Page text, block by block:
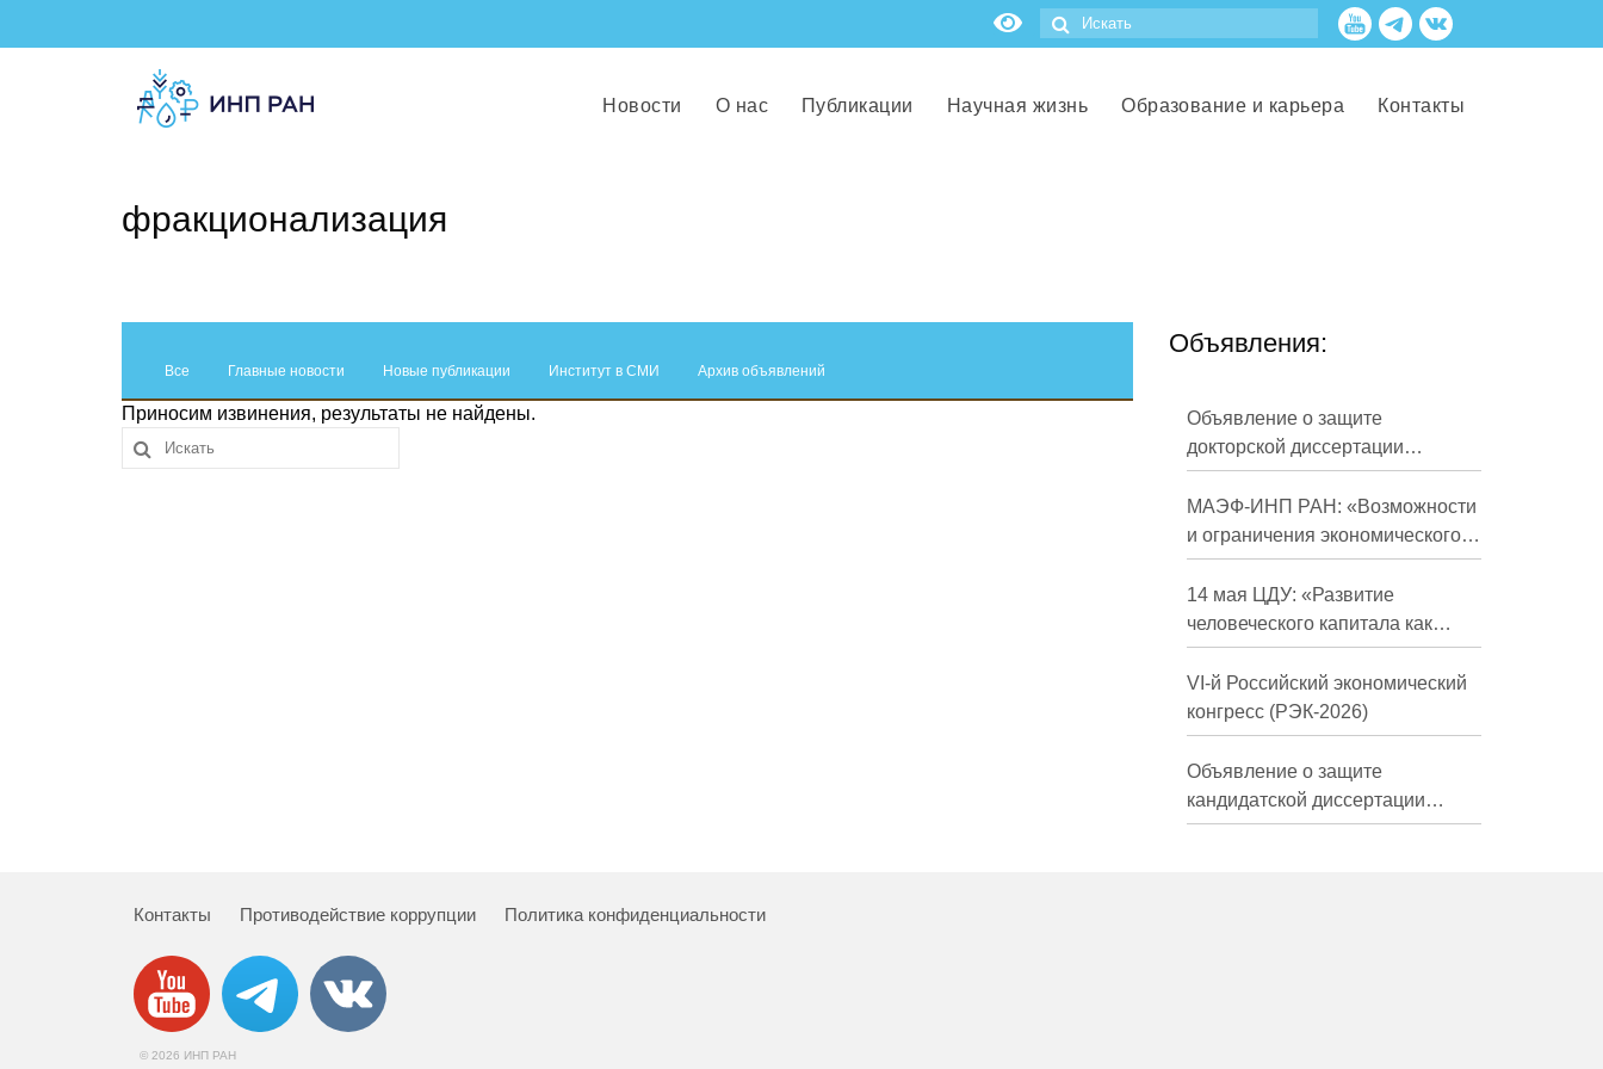
Новости О нас Публикации Научная жизнь Образование и карьера Контакты
фракционализация
Все Главные новости Новые публикации Институт в СМИ Архив объявлений
Приносим извинения, результаты не найдены.
Объявления:
Объявление о защите
докторской диссертации
Кузнецова Михаила
Евгеньевича
МАЭФ-ИНП РАН: «Возможности
и ограничения экономического
развития России в средне- и
долгосрочной перспективе»
14 мая ЦДУ: «Развитие
человеческого капитала как
фактор экономического роста»
VI-й Российский экономический
конгресс (РЭК-2026)
Объявление о защите
кандидатской диссертации
Трындиной Николь Сергеевны
Контакты Противодействие коррупции Политика конфиденциальности
© 2026 ИНП РАН